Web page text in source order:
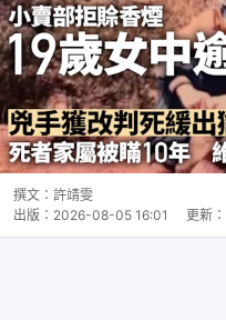
撰文： 許靖雯
出版： 2026-08-05 16:01 更新：